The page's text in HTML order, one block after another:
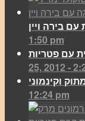
1:50 pm
25, 2012 -
12:24 pm